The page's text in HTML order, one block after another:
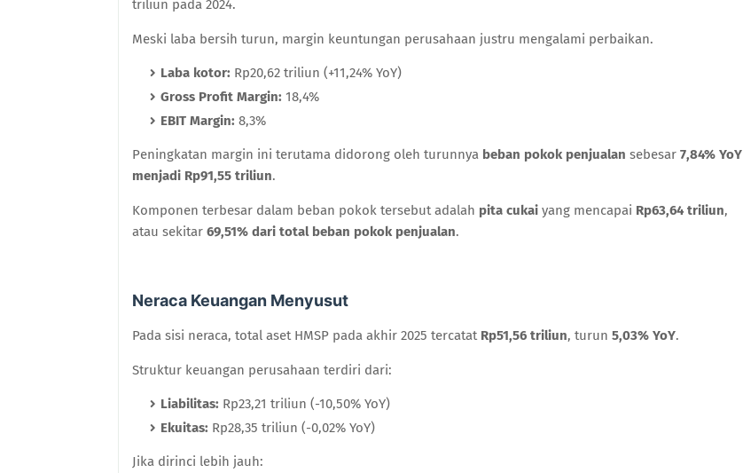
triliun pada 2024.
Meski laba bersih turun, margin keuntungan perusahaan justru mengalami perbaikan.
Laba kotor: Rp20,62 triliun (+11,24% YoY)
Gross Profit Margin: 18,4%
EBIT Margin: 8,3%
Peningkatan margin ini terutama didorong oleh turunnya beban pokok penjualan sebesar 7,84% YoY
menjadi Rp91,55 triliun.
Komponen terbesar dalam beban pokok tersebut adalah pita cukai yang mencapai Rp63,64 triliun,
atau sekitar 69,51% dari total beban pokok penjualan.
Neraca Keuangan Menyusut
Pada sisi neraca, total aset HMSP pada akhir 2025 tercatat Rp51,56 triliun, turun 5,03% YoY.
Struktur keuangan perusahaan terdiri dari:
Liabilitas: Rp23,21 triliun (-10,50% YoY)
Ekuitas: Rp28,35 triliun (-0,02% YoY)
Jika dirinci lebih jauh: